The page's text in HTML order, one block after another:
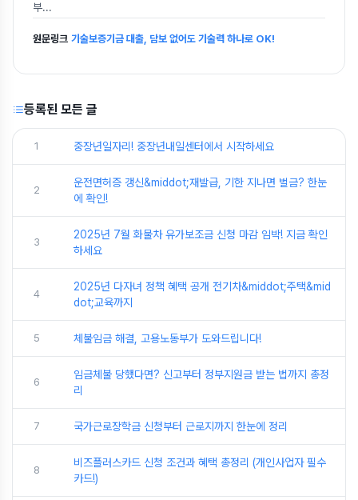
부...
원문링크 기술보증기금 대출, 담보 없어도 기술력 하나로 OK!
등록된 모든 글
1 중장년일자리! 중장년내일센터에서 시작하세요
2
운전면허증 갱신&middot;재발급, 기한 지나면 벌금? 한눈
에 확인!
3
2025년 7월 화물차 유가보조금 신청 마감 임박! 지금 확인
하세요
4
2025년 다자녀 정책 혜택 공개 전기차&middot;주택&mid
dot;교육까지
5 체불임금 해결, 고용노동부가 도와드립니다!
6
임금체불 당했다면? 신고부터 정부지원금 받는 법까지 총정
리
7 국가근로장학금 신청부터 근로지까지 한눈에 정리
8
비즈플러스카드 신청 조건과 혜택 총정리 (개인사업자 필수
카드!)